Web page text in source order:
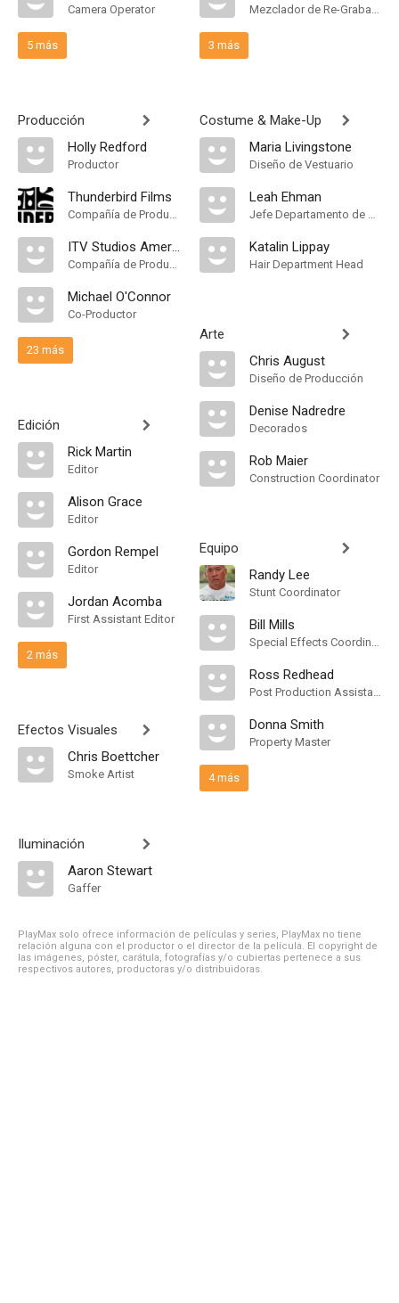
Camera Operator
5 más
Producción
Holly Redford
Productor
Thunderbird Films
Compañía de Produccion
ITV Studios America
Compañía de Produccion
Michael O'Connor
Co-Productor
23 más
Edición
Rick Martin
Editor
Alison Grace
Editor
Gordon Rempel
Editor
Jordan Acomba
First Assistant Editor
2 más
Efectos Visuales
Chris Boettcher
Smoke Artist
Iluminación
Aaron Stewart
Gaffer
Mezclador de Re-Grabación de Sonido
3 más
Costume & Make-Up
Maria Livingstone
Diseño de Vestuario
Leah Ehman
Jefe Departamento de Maquillaje
Katalin Lippay
Hair Department Head
Arte
Chris August
Diseño de Producción
Denise Nadredre
Decorados
Rob Maier
Construction Coordinator
Equipo
Randy Lee
Stunt Coordinator
Bill Mills
Special Effects Coordinator
Ross Redhead
Post Production Assistant
Donna Smith
Property Master
4 más
PlayMax solo ofrece información de películas y series, PlayMax no tiene
relación alguna con el productor o el director de la película. El copyright de
las imágenes, póster, carátula, fotografías y/o cubiertas pertenece a sus
respectivos autores, productoras y/o distribuidoras.